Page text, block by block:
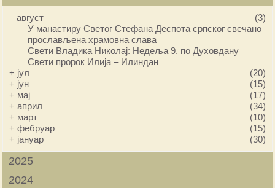
–август
(3)
У манастиру Светог Стефана Деспота српског свечано
прослављена храмовна слава
Свети Владика Николај: Недеља 9. по Духовдану
Свети пророк Илија – Илиндан
+ јул
(20)
+ јун
(15)
+ мај
(17)
+април
(34)
+ март
(10)
+фебруар
(15)
+ јануар (30)
2025
2024